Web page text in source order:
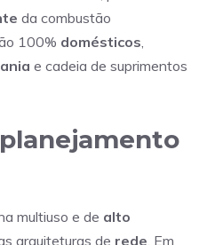
da combustão
100% domésticos
e cadeia de suprimentos
multiuso e de alto
arquiteturas de rede . Em